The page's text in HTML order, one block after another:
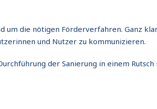
um die nötigen Förderverfahren. Ganz
und Nutzer zu kommunizieren.
der Sanierung in einem